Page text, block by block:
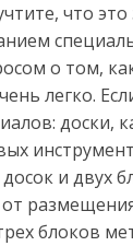
что
о том,
легко.
доски,
и двух
блоков